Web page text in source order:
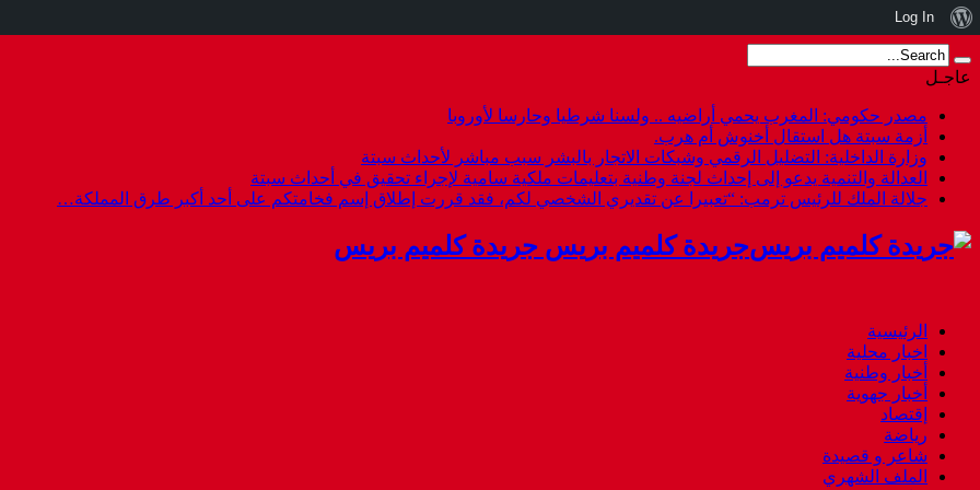
عاجـل
مصدر حكومي: المغرب يحمي أراضيه .. ولسنا شرطيا وحارسا لأوروبا
أزمة سبتة هل استقال أخنوش أم هرب.
وزارة الداخلية: التضليل الرقمي وشبكات الاتجار بالبشر سبب مباشر لأحداث سبتة
العدالة والتنمية يدعو إلى إحداث لجنة وطنية بتعليمات ملكية سامية لإجراء تحقيق في أحداث سبتة
جلالة الملك للرئيس ترمب: “تعبيرا عن تقديري الشخصي لكم، فقد قررت إطلاق إسم فخامتكم على أحد أكبر طرق المملكة…
جريدة كلميم بريس جريدة كلميم بريس
الرئيسية
اخبار محلية
أخبار وطنية
أخبار جهوية
إقتصاد
رياضة
شاعر و قصيدة
الملف الشهري
نبذة
عن
ووردبريس
Log In